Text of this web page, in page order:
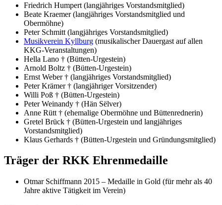
Friedrich Humpert (langjähriges Vorstandsmitglied)
Beate Kraemer (langjähriges Vorstandsmitglied und
Obermöhne)
Peter Schmitt (langjähriges Vorstandsmitglied)
Musikverein Kyllburg (musikalischer Dauergast auf allen
KKG-Veranstaltungen)
Hella Lano † (Bütten-Urgestein)
Arnold Boltz † (Bütten-Urgestein)
Ernst Weber † (langjähriges Vorstandsmitglied)
Peter Krämer † (langjähriger Vorsitzender)
Willi Poß † (Bütten-Urgestein)
Peter Weinandy † (Hän Sëlver)
Anne Rütt † (ehemalige Obermöhne und Büttenrednerin)
Gretel Brück † (Bütten-Urgestein und langjähriges
Vorstandsmitglied)
Klaus Gerhards † (Bütten-Urgestein und Gründungsmitglied)
Träger der RKK Ehrenmedaille
Otmar Schiffmann 2015 – Medaille in Gold (für mehr als 40
Jahre aktive Tätigkeit im Verein)